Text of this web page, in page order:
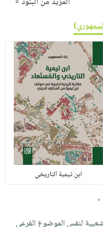
)
ابن تيمية التاريخي
3
شعبية لنفس الموضوع الفرعي